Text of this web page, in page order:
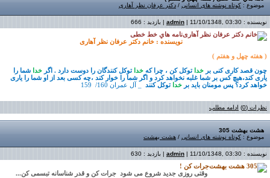
موضوع : کوتاه نوشته های انسانی / دکتر عرفان نظر آهاری
نویسنده : admin | 11/10/1348, 03:30 | بازدید : 666
نامه هاي خط خطی
نویسنده : خانم دکتر
عرفان نظر آهاری
( هفته چهل و هفتم )
چون قصد کاری کنی بر خدا توکل کن ، چرا که خدا توکل کنندگان را دوست دارد . اگر خدا شما را
یاری کند،هیچ کس بر شما غلبه نخواهد کرد و اگر شما را خوار کند ،چه کسی بعد از او شما را یاری
خواهد کرد؟ پس مومنان باید بر خدا توکل کنند _ آل عمران 160/ 159
نظرات (0) ادامه مطلب
هشت بهشت 305
موضوع : کوتاه نوشته های انسانی / هشت بهشت
نویسنده : admin | 11/10/1348, 03:30 | بازدید : 630
جرات کن !
وقتی روزی جدید شروع می شود جرات کن و قدر شناسانه تبسمی کن...